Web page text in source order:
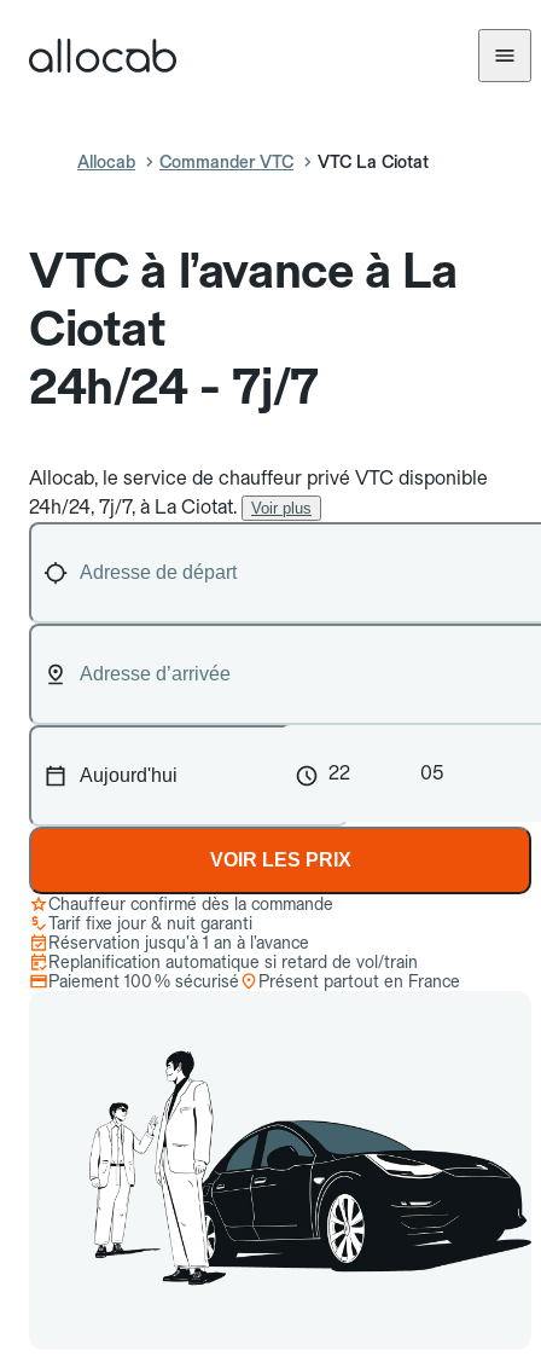
Allocab Commander VTC VTC La Ciotat
VTC à l’avance à La
Ciotat
24h/24 - 7j/7
Allocab, le service de chauffeur privé VTC disponible
24h/24, 7j/7, à La Ciotat.
Voir plus
22 05
VOIR LES PRIX
Chauffeur confirmé dès la commande
Tarif fixe jour & nuit garanti
Réservation jusqu’à 1 an à l’avance
Replanification automatique si retard de vol/train
Paiement 100 % sécurisé
Présent partout en France